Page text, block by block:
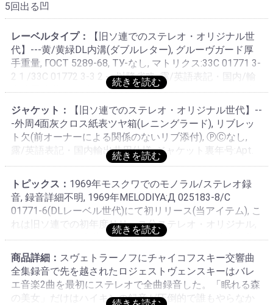
5回出る凹
レーベルタイプ：
【旧ソ連でのステレオ・オリジナル世
代】---黄/黄緑DL内溝(ダブルレター), グルーヴガード厚
手重量, ГОСТ 5289-68, TУ-なし, マトリクス:33C 01771 3-
2 1 /33C 01772 3-3 2 ---以降省略, 露/英語表記・国内/輸
出共用仕様, 1969年頃製造分, プレ・ステレオレーベル存
在せず, 内溝のあるレニングラード「Leningrad」レニング
ラードスキー工場製作
ジャケット：
【旧ソ連でのステレオ・オリジナル世代】--
-外周4面灰クロス紙表ツヤ箱(レニングラード), リブレッ
ト欠(前オーナーによる関係のないリブ添付), ⓅⒸなし,
露/英語表記・国内輸出共用仕様, ジャケット裏年号:Apt.
なし Зак.なし, 製作/印刷:Ленинградский Завод
Грампластинок
トピックス： 1969年モスクワでのモノラル/ステレオ録
音, 録音詳細不明, 1969年MELODIYA:Д 025183-8/C
01771-6(DLレーベル世代)にて初リリース(当アイテム), こ
れは旧ソ連での初年度リリース分ステレオ・オリジナル,
DLレーベルは初入荷の希少プレス! これが本物!今後も期
待できない, 演奏;★★★★★, 音質:★★★★★
商品詳細： スヴェトラーノフにチャイコフスキー交響曲
全集録音で先を越されたロジェストヴェンスキーはバレ
エ音楽2曲を最初にステレオで全曲録音した。「眠れる森
の美女」だけはハイキンの録音が圧倒的で誰もやらなか